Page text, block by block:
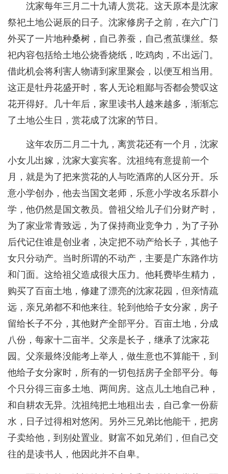
沈家每年三月二十九请人赏花。这天原本是沈家
祭祀土地公诞辰的日子。沈家修房子之前，在六广门
外买了一片地种桑树，自己养蚕，自己煮茧缫丝。祭
祀内容包括给土地公烧香烧纸，吃鸡肉，不出远门。
借此机会将利害人物请到家里聚会，以便互相当用。
这正是牡丹花盛开时，客人无论粗鄙与否都会赞叹这
花开得好。几十年后，家里读书人越来越多，渐渐忘
了土地公生日，赏花成了沈家的节日。
这年农历二月二十九，离赏花还有一个月，沈家
小女儿出嫁，沈家大宴宾客。沈祖纯有意提前一个
月，就是为了把来赏花的人与吃酒席的人区分开。乐
意小学创办，他去当国文老师，乐意小学改名乐群小
学，他仍然是国文教员。曾祖父给儿子们分财产时，
为了家业常青致远，为了保持商业竞争力，为了子孙
后代记住谁是创业者，决定把不动产给长子，其他子
女只分动产。当时所谓的不动产，主要是广东路作坊
和门面。这给祖父造成很大压力。他耗费毕生精力，
购买了百亩土地，修建了漂亮的沈家花园，但亲情疏
远，亲兄弟都不和他来往。轮到他给子女分家，房子
留给长子不分，其他财产全部平分。百亩土地，分成
八份，每家十二亩半。父亲是长子，继承了沈家花
园。父亲最终没能考上举人，做生意也不算能干，到
他给子女分家时，所有的一切包括房子全部平分。每
个只分得三亩多土地、两间房。这点儿土地自己种，
和自耕农无异。沈祖纯把土地租出去，自己拿一份薪
水，日子过得相对悠闲。另外三兄弟比他能干，把房
子卖给他，到别处置业。财富不如兄弟们，但自己交
往的是读书人，他因此并不自卑。